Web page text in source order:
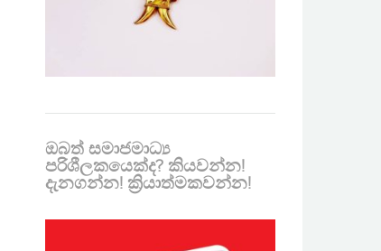
ඔබත් සමාජමාධ්‍ය
පරිශීලකයෙක්ද? කියවන්න!
දැනගන්න! ක්‍රියාත්මකවන්න!